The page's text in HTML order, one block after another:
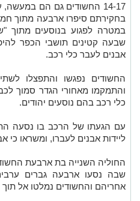
14-17 החשודים גם הם
בחקירתם סיפרו ארבעה מתוך
במטרה לפגוע בנוסעים מתוך
שבעה קטינים תושבי הכפר
אבנים לעבר כלי רכב.
החשודים נפגשו והתפצלו
והתמקמו מאחורי הגדר סמוך
כלי רכב בהם נוסעים יהודים.
עם הגעתו של הרכב בו נסעה
ליידות אבנים לעברו, ומשראו
החוליה השנייה בת ארבעת
שבה נסעו ארבעה גברים
אחריהם והחשודים נמלטו אל